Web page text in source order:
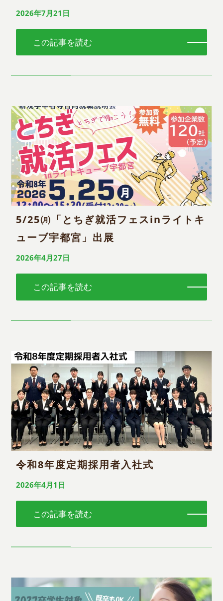
2026年7月21日
この記事を読む
5/25㈪「とちぎ就活フェスinライトキ
ューブ宇都宮」出展
2026年4月27日
この記事を読む
令和8年度定期採用者入社式
2026年4月1日
この記事を読む